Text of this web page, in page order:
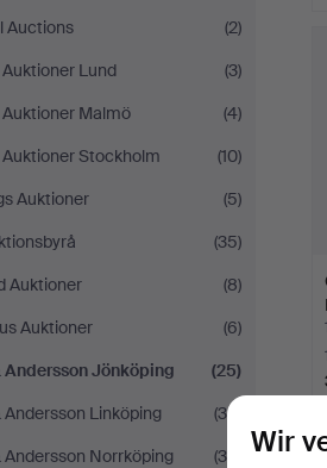
Auctions
(2)
Lund
(3)
Malmö
(4)
Stockholm
(10)
Auktioner
(5)
(35)
Auktioner
(8)
Auktioner
(6)
Andersson Jönköping
(25)
Andersson Linköping
(38)
Andersson Norrköping
(36)
Wir